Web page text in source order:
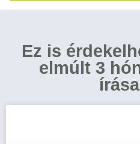
Ez is
elmúlt 3